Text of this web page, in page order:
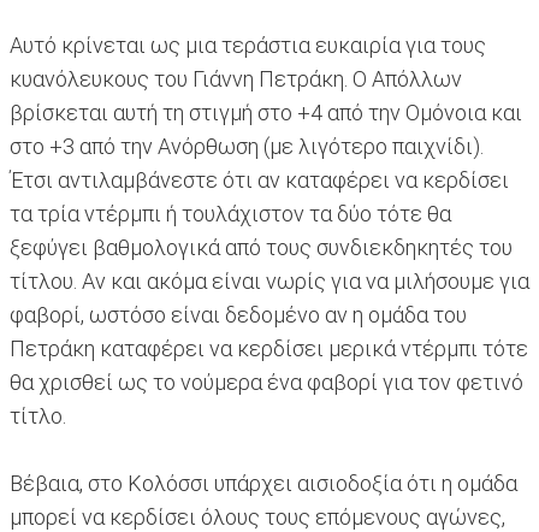
Αυτό κρίνεται ως μια τεράστια ευκαιρία για τους
κυανόλευκους του Γιάννη Πετράκη. Ο Απόλλων
βρίσκεται αυτή τη στιγμή στο +4 από την Ομόνοια και
στο +3 από την Ανόρθωση (με λιγότερο παιχνίδι).
Έτσι αντιλαμβάνεστε ότι αν καταφέρει να κερδίσει
τα τρία ντέρμπι ή τουλάχιστον τα δύο τότε θα
ξεφύγει βαθμολογικά από τους συνδιεκδηκητές του
τίτλου. Αν και ακόμα είναι νωρίς για να μιλήσουμε για
φαβορί, ωστόσο είναι δεδομένο αν η ομάδα του
Πετράκη καταφέρει να κερδίσει μερικά ντέρμπι τότε
θα χρισθεί ως το νούμερα ένα φαβορί για τον φετινό
τίτλο.
Βέβαια, στο Κολόσσι υπάρχει αισιοδοξία ότι η ομάδα
μπορεί να κερδίσει όλους τους επόμενους αγώνες,